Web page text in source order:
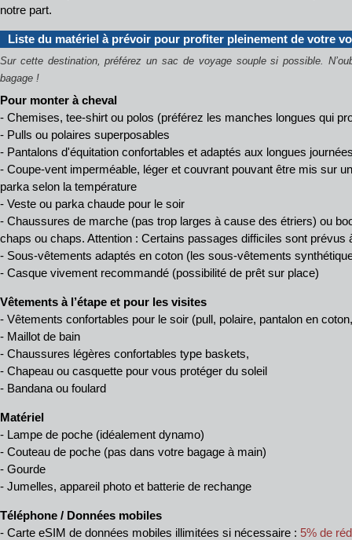
notre part.
Liste du matériel à prévoir pour profiter pleinement de votre
Sur cette destination, préférez un sac de voyage souple si possible.
bagage !
Pour monter à cheval
- Chemises, tee-shirt ou polos (préférez les manches longues qui
- Pulls ou polaires superposables
- Pantalons d'équitation confortables et adaptés aux longues
- Coupe-vent imperméable, léger et couvrant pouvant être mis sur
parka selon la température
- Veste ou parka chaude pour le soir
- Chaussures de marche (pas trop larges à cause des étriers) ou
chaps ou chaps. Attention : Certains passages difficiles sont prévus
- Sous-vêtements adaptés en coton (les sous-vêtements
- Casque vivement recommandé (possibilité de prêt sur place)
Vêtements à l’étape et pour les visites
- Vêtements confortables pour le soir (pull, polaire, pantalon en
- Maillot de bain
- Chaussures légères confortables type baskets,
- Chapeau ou casquette pour vous protéger du soleil
- Bandana ou foulard
Matériel
- Lampe de poche (idéalement dynamo)
- Couteau de poche (pas dans votre bagage à main)
- Gourde
- Jumelles, appareil photo et batterie de rechange
Téléphone / Données mobiles
- Carte eSIM de données mobiles illimitées si nécessaire : 5% de